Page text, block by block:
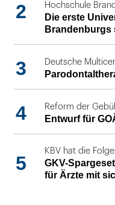
2
Hochschule
Die erste
Brandenburgs
3 Deutsche
4 Reform der
Entwurf für
5
KBV hat die
GKV-
für Ärzte mit